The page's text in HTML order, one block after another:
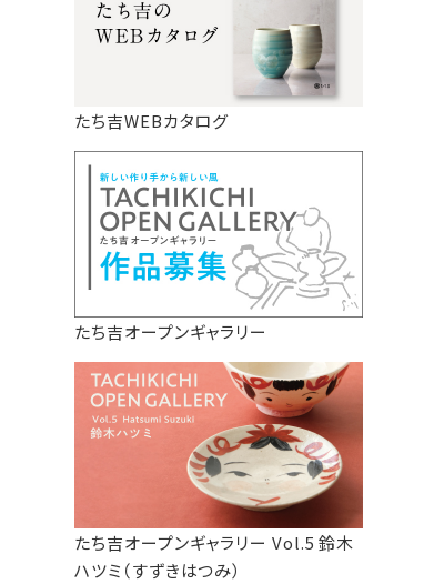
たち吉WEBカタログ
たち吉オープンギャラリー
たち吉オープンギャラリー Vol.5 鈴木
ハツミ（すずきはつみ）